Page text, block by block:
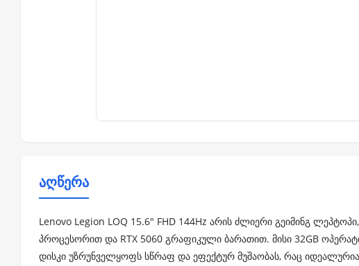
აღწერა
Lenovo Legion LOQ 15.6" FHD 144Hz არის ძლიერი გეიმინგ
პროცესორით და RTX 5060 გრაფიკული ბარათით. მისი 32GB
დისკი უზრუნველყოფს სწრაფ და ეფექტურ მუშაობას, რაც